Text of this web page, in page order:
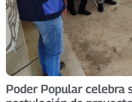
Poder Popular celebra